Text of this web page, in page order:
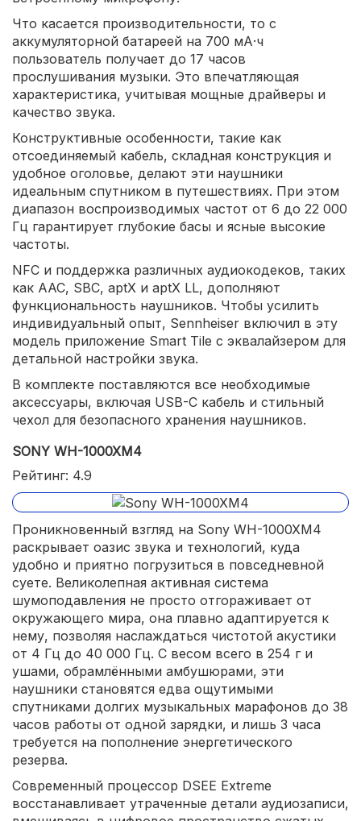
Что касается производительности, то с
аккумуляторной батареей на 700 мА·ч
пользователь получает до 17 часов
прослушивания музыки. Это впечатляющая
характеристика, учитывая мощные драйверы и
качество звука.
Конструктивные особенности, такие как
отсоединяемый кабель, складная конструкция и
удобное оголовье, делают эти наушники
идеальным спутником в путешествиях. При этом
диапазон воспроизводимых частот от 6 до 22 000
Гц гарантирует глубокие басы и ясные высокие
частоты.
NFC и поддержка различных аудиокодеков, таких
как AAC, SBC, aptX и aptX LL, дополняют
функциональность наушников. Чтобы усилить
индивидуальный опыт, Sennheiser включил в эту
модель приложение Smart Tile с эквалайзером для
детальной настройки звука.
В комплекте поставляются все необходимые
аксессуары, включая USB-C кабель и стильный
чехол для безопасного хранения наушников.
SONY WH-1000XM4
Рейтинг: 4.9
Проникновенный взгляд на Sony WH-1000XM4
раскрывает оазис звука и технологий, куда
удобно и приятно погрузиться в повседневной
суете. Великолепная активная система
шумоподавления не просто отгораживает от
окружающего мира, она плавно адаптируется к
нему, позволяя наслаждаться чистотой акустики
от 4 Гц до 40 000 Гц. С весом всего в 254 г и
ушами, обрамлёнными амбушюрами, эти
наушники становятся едва ощутимыми
спутниками долгих музыкальных марафонов до 38
часов работы от одной зарядки, и лишь 3 часа
требуется на пополнение энергетического
резерва.
Современный процессор DSEE Extreme
восстанавливает утраченные детали аудиозаписи,